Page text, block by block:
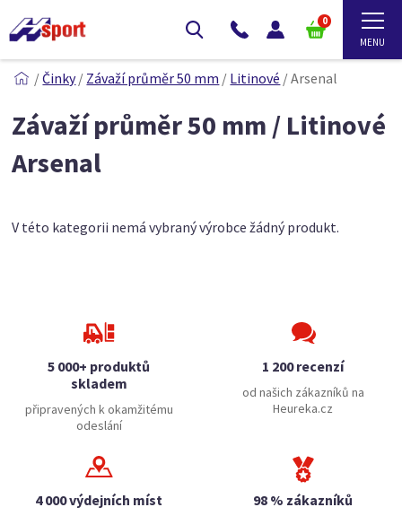
0
/Činky/ Závaží průměr 50 mm / Litinové /Arsenal
Závaží průměr 50 mm / Litinové
Arsenal
V této kategorii nemá vybraný výrobce žádný produkt.
5 000+ produktů
skladem
připravených k okamžitému
odeslání
1 200 recenzí
od našich zákazníků na
Heureka.cz
4 000 výdejních míst 98 % zákazníků